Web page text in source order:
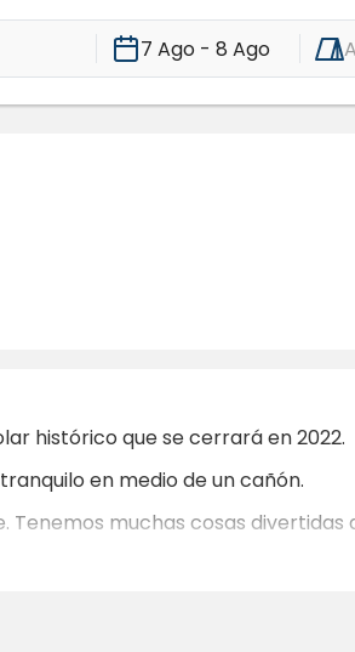
7 Ago - 8 Ago
histórico que se cerrará en 2022.
en medio de un cañón.
Tenemos muchas cosas